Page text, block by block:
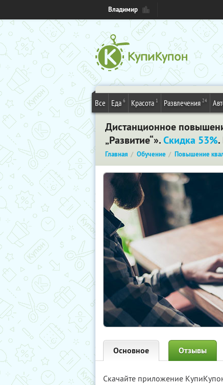
Владимир
Все Еда 6 Красота 1 Развлечения 24
Дистанционное
„Развитие“».Скидка 53%
Главная Обучение Повышение
Основное Отзывы
Скачайте приложение